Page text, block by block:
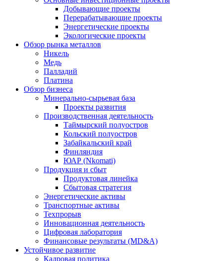
Добывающие проекты
Перерабатывающие проекты
Энергетические проекты
Экологические проекты
Обзор рынка металлов
Никель
Медь
Палладий
Платина
Обзор бизнеса
Минерально-сырьевая база
Проекты развития
Производственная деятельность
Таймырский полуостров
Кольский полуостров
Забайкальский край
Финляндия
ЮАР (Nkomati)
Продукция и сбыт
Продуктовая линейка
Сбытовая стратегия
Энергетические активы
Транспортные активы
Техпрорыв
Инновационная деятельность
Цифровая лаборатория
Финансовые результаты (MD&A)
Устойчивое развитие
Кадровая политика